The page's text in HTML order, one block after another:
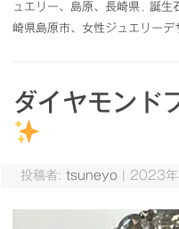
ュエリー、島原、長崎県
誕生
崎県島原市、女性ジュエリーデ
ダイヤモンド
投稿者: tsuneyo 2023年